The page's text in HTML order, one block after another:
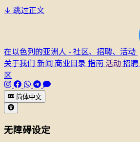
↓ 跳过正文
在以色列的亚洲人 - 社区、招聘、活动
关于我们 新闻 商业目录 指南 活动招聘
区
简体中文
无障碍设定